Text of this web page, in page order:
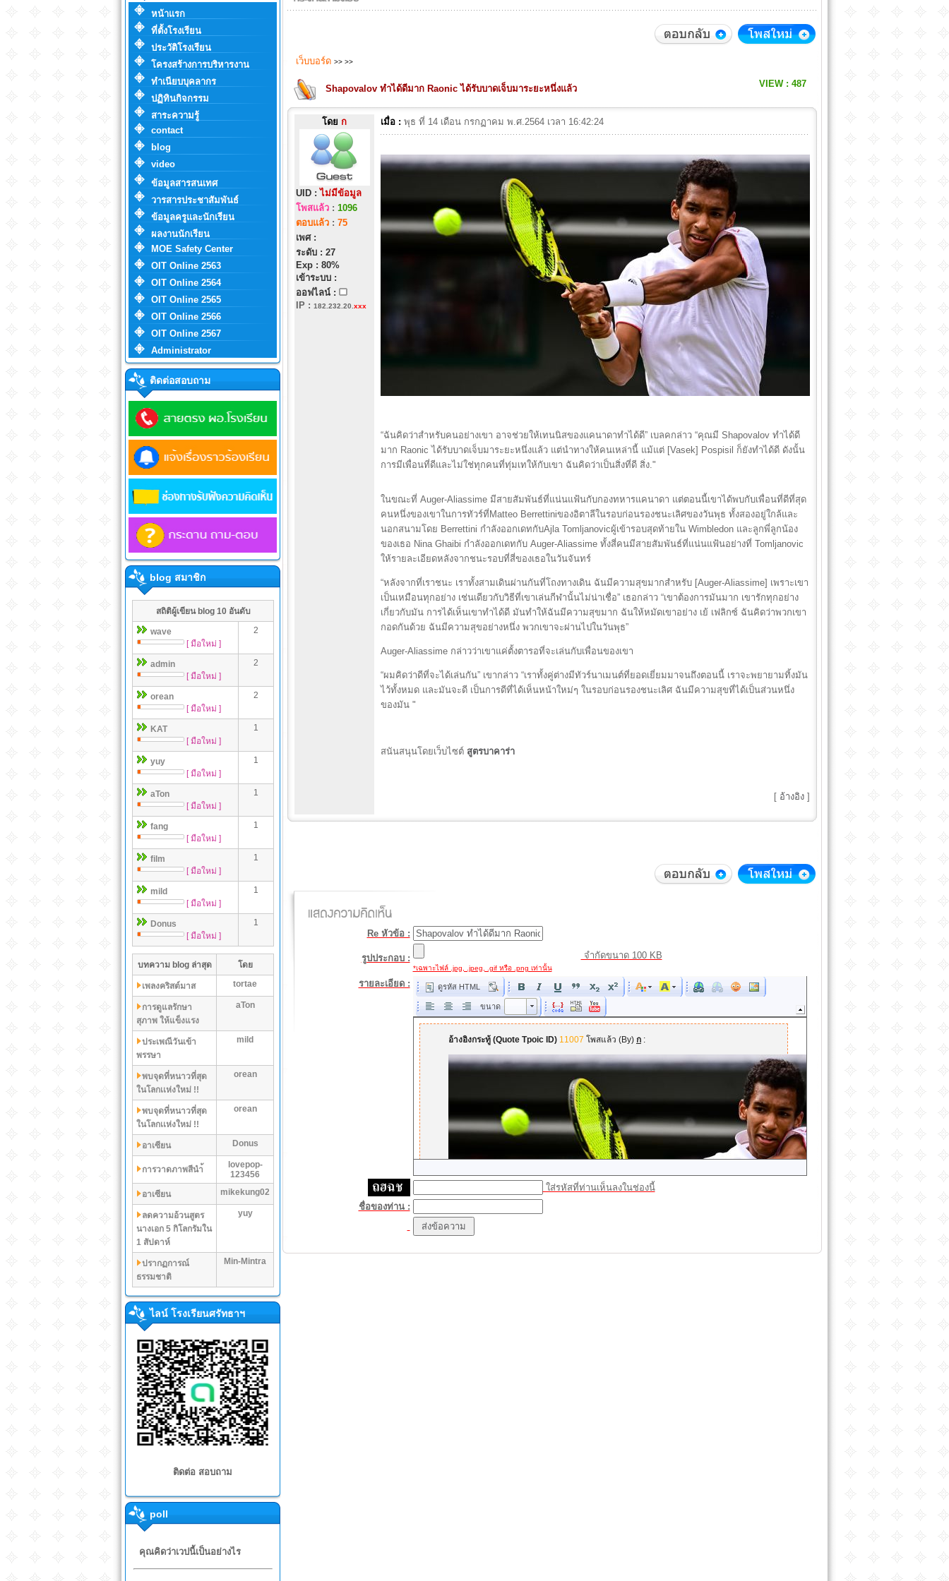
หน้าแรก
ที่ตั้งโรงเรียน
ประวัติโรงเรียน
โครงสร้างการบริหารงาน
ทำเนียบบุคลากร
ปฏิทินกิจกรรม
สาระความรู้
contact
blog
video
ข้อมูลสารสนเทศ
วารสารประชาสัมพันธ์
ข้อมูลครูและนักเรียน
ผลงานนักเรียน
MOE Safety Center
OIT Online 2563
OIT Online 2564
OIT Online 2565
OIT Online 2566
OIT Online 2567
Administrator
ติดต่อสอบถาม
blog สมาชิก
สถิติผู้เขียน blog 10 อันดับ
wave
[ มือใหม่ ]
2
admin
[ มือใหม่ ]
2
orean
[ มือใหม่ ]
2
KAT
[ มือใหม่ ]
1
yuy
[ มือใหม่ ]
1
aTon
[ มือใหม่ ]
1
fang
[ มือใหม่ ]
1
film
[ มือใหม่ ]
1
mild
[ มือใหม่ ]
1
Donus
[ มือใหม่ ]
1
บทความ blog ล่าสุด โดย
เพลงคริสต์มาส tortae
การดูแลรักษา
สุภาพ ให้แข็งแรง
aTon
ประเพณีวันเข้า
พรรษา
mild
พบจุดที่หนาวที่สุด
ในโลกเเห่งใหม่ !!
orean
พบจุดที่หนาวที่สุด
ในโลกเเห่งใหม่ !!
orean
อาเซียน Donus
การวาดภาพสีนำ้
lovepop-
123456
อาเซียน
mikekung02
ลดความอ้วนสูตร
นางเอก 5 กิโลกรัมใน
1 สัปดาห์
yuy
ปรากฏการณ์
ธรรมชาติ
Min-Mintra
ไลน์ โรงเรียนศรัทธาฯ
ติดต่อ สอบถาม
poll
คุณคิดว่าเวปนี้เป็นอย่างไร
เว็บบอร์ด >> >>
Shapovalov ทำได้ดีมาก Raonic ได้รับบาดเจ็บมาระยะหนึ่งแล้ว VIEW : 487
โดย ก
UID :ไม่มีข้อมูล
โพสแล้ว: 1096
ตอบแล้ว: 75
เพศ :
ระดับ : 27
Exp : 80%
เข้าระบบ :
ออฟไลน์ :
IP : 182.232.20. xxx
เมื่อ : พุธ ที่ 14 เดือน กรกฏาคม พ.ศ.2564 เวลา 16:42:24
“ฉันคิดว่าสำหรับคนอย่างเขา อาจช่วยให้เทนนิสของแคนาดาทำได้ดี” เบลคกล่าว “คุณมี Shapovalov ทำได้ดี
มาก Raonic ได้รับบาดเจ็บมาระยะหนึ่งแล้ว แต่นำทางให้คนเหล่านี้ แม้แต่ [Vasek] Pospisil ก็ยังทำได้ดี ดังนั้น
การมีเพื่อนที่ดีและไม่ใช่ทุกคนที่ทุ่มเทให้กับเขา ฉันคิดว่าเป็นสิ่งที่ดี สิ่ง."
ในขณะที่ Auger-Aliassime มีสายสัมพันธ์ที่แน่นแฟ้นกับกองทหารแคนาดา แต่ตอนนี้เขาได้พบกับเพื่อนที่ดีที่สุด
คนหนึ่งของเขาในการทัวร์ที่Matteo Berrettiniของอิตาลีในรอบก่อนรองชนะเลิศของวันพุธ ทั้งสองอยู่ใกล้และ
นอกสนามโดย Berrettini กำลังออกเดทกับAjla Tomljanovicผู้เข้ารอบสุดท้ายใน Wimbledon และลูกพี่ลูกน้อง
ของเธอ Nina Ghaibi กำลังออกเดทกับ Auger-Aliassime ทั้งสี่คนมีสายสัมพันธ์ที่แน่นแฟ้นอย่างที่ Tomljanovic
ให้รายละเอียดหลังจากชนะรอบที่สี่ของเธอในวันจันทร์
“หลังจากที่เราชนะ เราทั้งสามเดินผ่านกันที่โถงทางเดิน ฉันมีความสุขมากสำหรับ [Auger-Aliassime] เพราะเขา
เป็นเหมือนทุกอย่าง เช่นเดียวกับวิธีที่เขาเล่นกีฬานั้นไม่น่าเชื่อ” เธอกล่าว “เขาต้องการมันมาก เขารักทุกอย่าง
เกี่ยวกับมัน การได้เห็นเขาทำได้ดี มันทำให้ฉันมีความสุขมาก ฉันให้หมัดเขาอย่าง เย้ เฟลิกซ์ ฉันคิดว่าพวกเขา
กอดกันด้วย ฉันมีความสุขอย่างหนึ่ง พวกเขาจะผ่านไปในวันพุธ”
Auger-Aliassime กล่าวว่าเขาแค่ตั้งตารอที่จะเล่นกับเพื่อนของเขา
“ผมคิดว่าดีที่จะได้เล่นกัน” เขากล่าว “เราทั้งคู่ต่างมีทัวร์นาเมนต์ที่ยอดเยี่ยมมาจนถึงตอนนี้ เราจะพยายามทิ้งมัน
ไว้ทั้งหมด และมันจะดี เป็นการดีที่ได้เห็นหน้าใหม่ๆ ในรอบก่อนรองชนะเลิศ ฉันมีความสุขที่ได้เป็นส่วนหนึ่ง
ของมัน "
สนันสนุนโดยเว็บไซต์ สูตรบาคาร่า
[ อ้างอิง ]
Re หัวข้อ :
รูปประกอบ : จำกัดขนาด 100 KB
*เฉพาะไฟล์ .jpg, .jpeg, .gif หรือ .png เท่านั้น
รายละเอียด : ดูรหัส HTML
ขนาด
ใส่รหัสที่ท่านเห็นลงในช่องนี้
ชื่อของท่าน :